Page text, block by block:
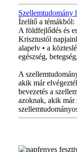
Szellemtudomány
Ízelítő a témákból:
A földfejlődés és
Krisztustól
alapelv • a
egészség,
A
akik már
bevezetés a
azoknak, akik már